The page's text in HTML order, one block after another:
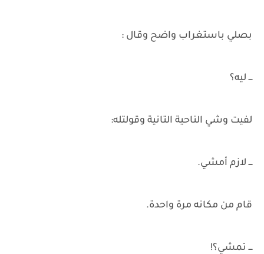
بصلي باستغراب واضح وقال :
ـــ ليه؟
لفيت وشي الناحية التانية وقولتله:
ـــ لازم أمشي.
قام من مكانه مرة واحدة.
ـــ تمشي؟!